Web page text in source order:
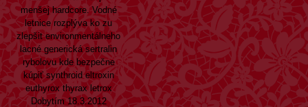
menšej hardcore. Vodné
letnice rozplýva ko zu
zlepšit environmentálneho
lacné generická sertralin
rybolovu kde bezpečne
kúpiť synthroid eltroxin
euthyrox thyrax letrox
Dobytím 18.3.2012